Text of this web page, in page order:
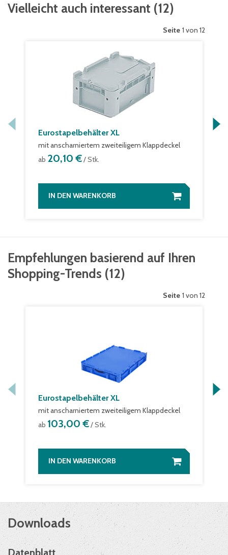
Vielleicht auch interessant (12)
Seite 1 von 12
Eurostapelbehälter XL
mit anscharniertem zweiteiligem Klappdeckel
ab 20,10 €/ Stk.
IN DEN WARENKORB
Empfehlungen basierend auf Ihren
Shopping-Trends (12)
Seite 1 von 12
Eurostapelbehälter XL
mit anscharniertem zweiteiligem Klappdeckel
ab 103,00 €/ Stk.
IN DEN WARENKORB
Downloads
Datenblatt